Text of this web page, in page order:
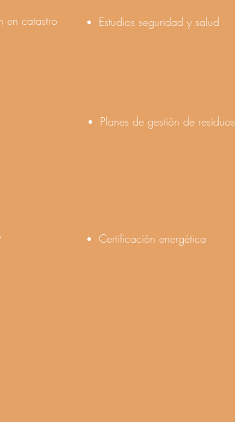
en catastro Estudios seguridad y salud
Planes de gestión de residuos
Certificación energética